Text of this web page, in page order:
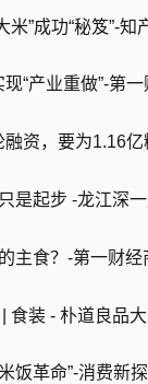
”成功“秘笈”-知
“产业重做”-第
资，要为1.16亿
是起步 -龙江深
主食？-第一财
食装 - 朴道良品
饭革命”-消费新探